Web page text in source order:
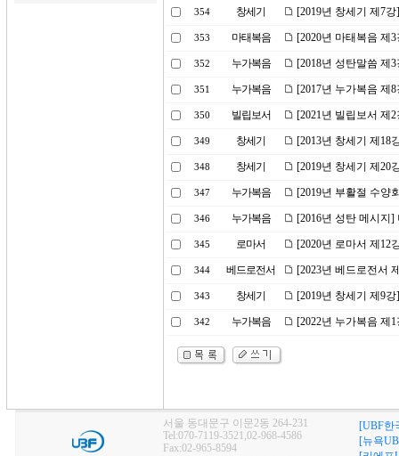
354 창세기 [2019년 창세기 제7
353 마태복음 [2020년 마태복음 제
352 누가복음 [2018년 성탄말씀 제
351 누가복음 [2017년 누가복음 제
350 빌립보서 [2021년 빌립보서 제
349 창세기 [2013년 창세기 제18
348 창세기 [2019년 창세기 제20
347 누가복음 [2019년 부활절 수양
346 누가복음 [2016년 성탄 메시지
345 로마서 [2020년 로마서 제12
344 베드로전서 [2023년 베드로전서
343 창세기 [2019년 창세기 제9
342 누가복음 [2022년 누가복음 제
서울 동대문구 이문2동 264-231
Tel:070-7119-3521,02-968-4586
Fax:02-965-8594
[UBF한
[뉴욕